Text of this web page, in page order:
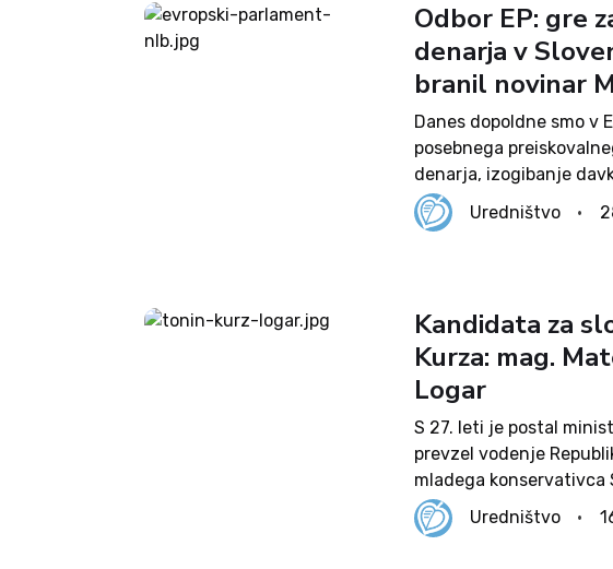
Odbor EP: gre
denarja v
branil novinar
Danes dopoldne smo v
posebnega
denarja, izogibanje
zanimivo slovensko
zares slediti. Poslanec
Uredništvo
Kandidata za
Kurza: mag.
Logar
S 27. leti je postal
prevzel vodenje
mladega konservativca
če vemo, da gre za
diplome. S svojo
Uredništvo